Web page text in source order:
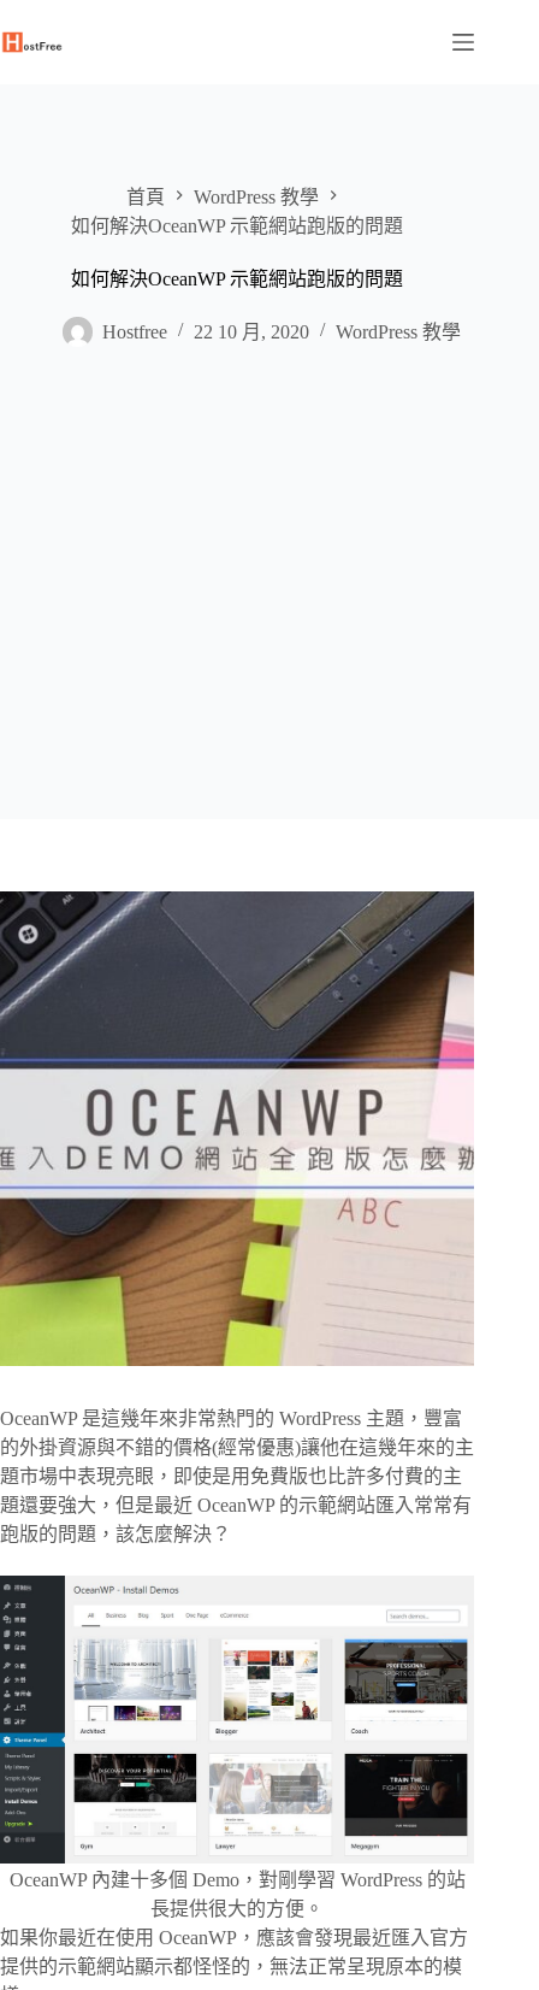
至
首頁
WordPress 教學
如何解決OceanWP 示範網站跑版的問題
如何解決OceanWP 示範網站跑版的問題
Hostfree 22 10 月, 2020 WordPress 教學
OceanWP 是這幾年來非常熱門的 WordPress 主題，豐富
的外掛資源與不錯的價格(經常優惠)讓他在這幾年來的主
題市場中表現亮眼，即使是用免費版也比許多付費的主
題還要強大，但是最近 OceanWP 的示範網站匯入常常有
跑版的問題，該怎麼解決？
OceanWP 內建十多個 Demo，對剛學習 WordPress 的站
長提供很大的方便。
如果你最近在使用 OceanWP，應該會發現最近匯入官方
提供的示範網站顯示都怪怪的，無法正常呈現原本的模